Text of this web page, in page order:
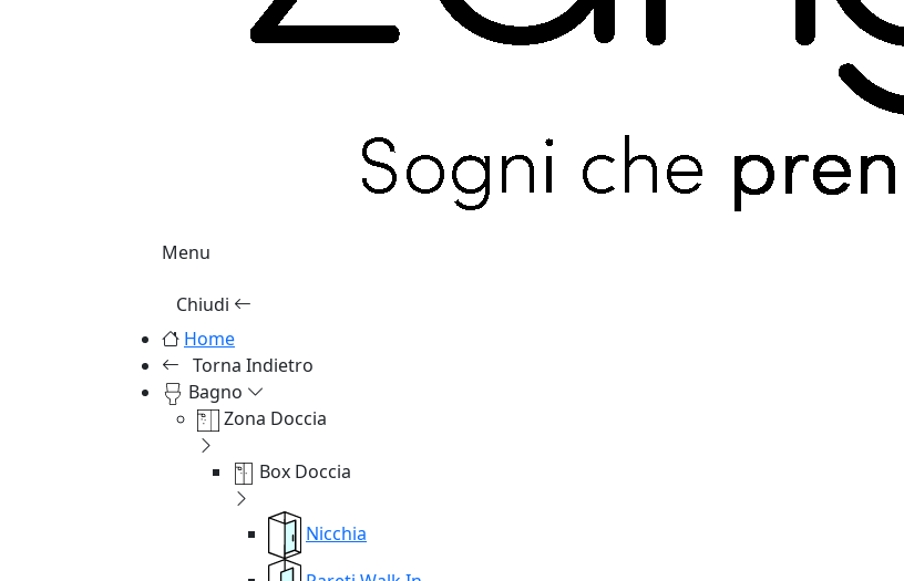
Menu
Chiudi
Home
Torna Indietro
Bagno
Zona Doccia
Box Doccia
Nicchia